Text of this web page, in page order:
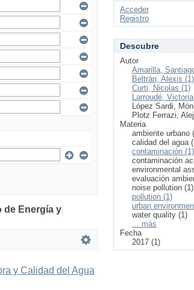
de Energía y
y Calidad del Agua
Acceder
Registro
Descubre
Autor
Amarilla,
Beltrán, Alexis (1)
Curti, Nicolas (1)
Larroudé,
López Sardi,
Plotz Ferrazi,
Materia
ambiente urbano
calidad del agua
contaminación (1)
contaminación
environmental
evaluación
noise pollution (1)
pollution (1)
urban
water quality (1)
... más
Fecha
2017 (1)